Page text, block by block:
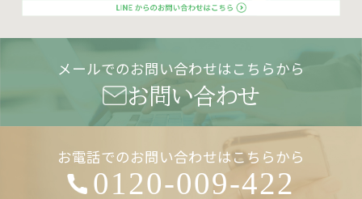
メールでのお問い合わせはこちらから
お問い合わせ
お電話でのお問い合わせはこちらから
0120-009-422